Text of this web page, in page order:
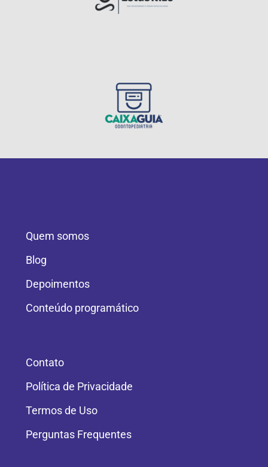
Quem somos
Blog
Depoimentos
Conteúdo programático
Contato
Política de Privacidade
Termos de Uso
Perguntas Frequentes